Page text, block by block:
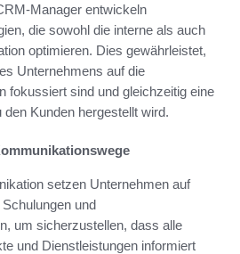
Manager entwickeln
die sowohl die interne als auch
optimieren. Dies gewährleistet,
Unternehmens auf die
fokussiert sind und gleichzeitig eine
den Kunden hergestellt wird.
setzen Unternehmen auf
und
um sicherzustellen, dass alle
und Dienstleistungen informiert